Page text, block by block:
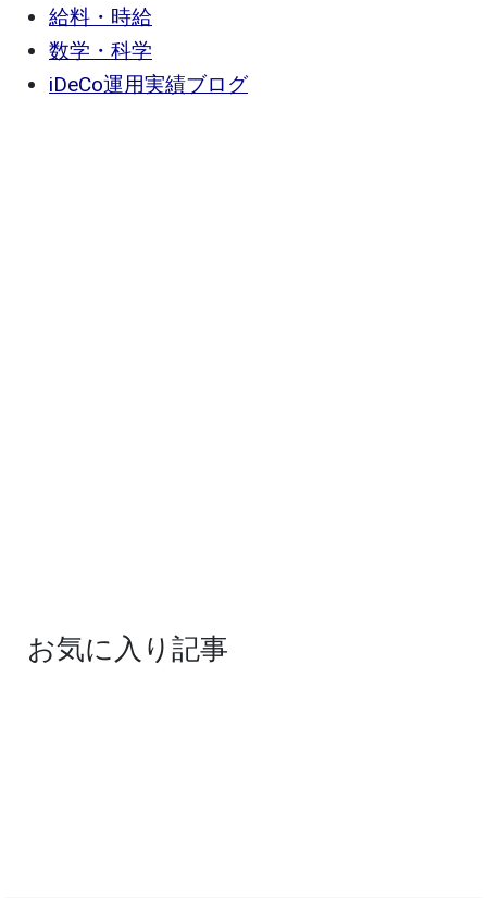
給料・時給
数学・科学
iDeCo運用実績ブログ
お気に入り記事